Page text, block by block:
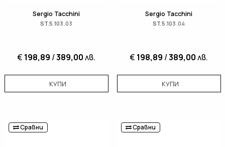
Sergio Tacchini
ST.5.103.03
€ 198,89 /389,00лв.
КУПИ
Sergio Tacchini
ST.5.103.04
€ 198,89 /389,00лв.
КУПИ
Сравни Сравни